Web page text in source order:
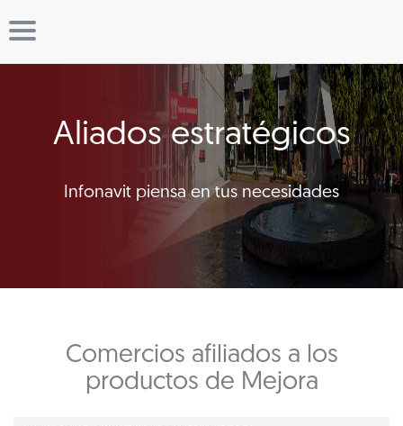
Aliados estratégicos
Infonavit piensa en tus necesidades
Comercios afiliados a los
productos de Mejora